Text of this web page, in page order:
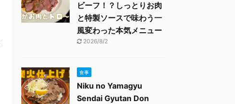
ビーフ！？しっとりお肉
と特製ソースで味わう一
風変わった本気メニュー
2026/8/2
食事
Niku no Yamagyu
Sendai Gyutan Don